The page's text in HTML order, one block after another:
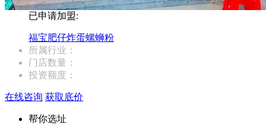
已申请加盟:
福宝肥仔炸蛋螺蛳粉
所属行业：
门店数量：
投资额度：
在线咨询 获取底价
帮你选址